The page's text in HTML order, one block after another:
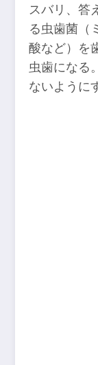
スバリ、答
る虫歯菌（
酸など）を
虫歯になる
ないように